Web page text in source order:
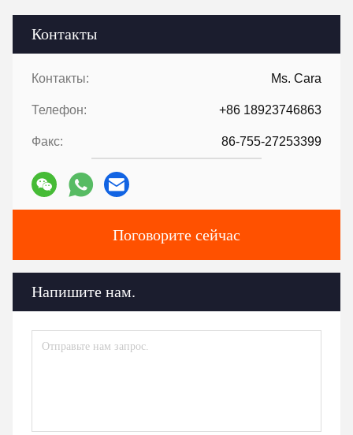
Контакты
Контакты: Ms. Cara
Телефон: +86 18923746863
Факс: 86-755-27253399
Поговорите сейчас
Напишите нам.